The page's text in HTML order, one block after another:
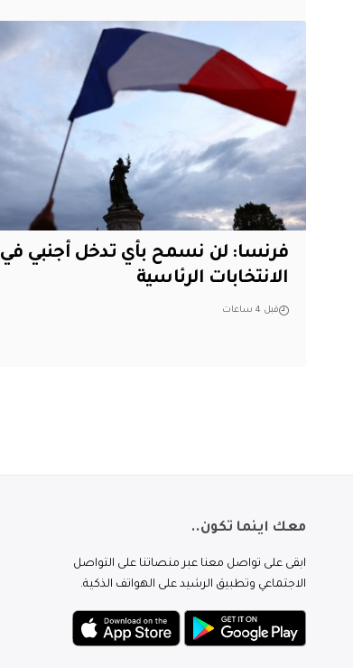
فرنسا: لن نسمح بأي تدخل أجنبي في
الانتخابات الرئاسية
قبل 4 ساعات
معك اينما تكون..
ابقى على تواصل معنا عبر منصاتنا على التواصل
الاجتماعي وتطبيق الرشيد على الهواتف الذكية.